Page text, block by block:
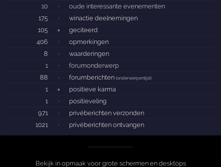
10
·
oude interessante evenementen
175
·
winactie deelnemingen
105
×
geciteerd
406
·
opmerkingen
8
·
waarderingen
1
·
forumonderwerp
88
· forumberichten(onderwerpenlijst)
1 ×
positieve karma
1
·
positieveling
971
·
privéberichten verzonden
1021
· privéberichten ontvangen
Bekijk in opmaak voor grote schermen en desktops